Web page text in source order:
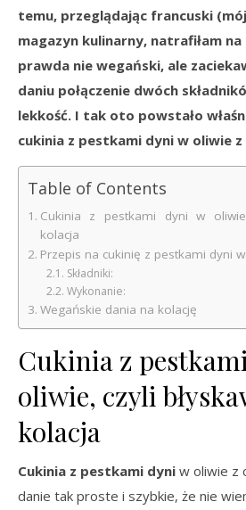
temu, przeglądając francuski
magazyn kulinarny, natrafiłam
prawda nie wegański, ale
daniu połączenie dwóch
lekkość. I tak oto powstało
cukinia z pestkami dyni w oliwie z
Table of Contents
Cukinia z pestkami dyni w
kolacja
Przepis na cukinię z pestkami dyni
Składniki:
Wykonanie:
Wegańskie dania na kolację
Cukinia z
oliwie, czyli
kolacja
Cukinia z pestkami dyni w oliwie z
danie tak proste i szybkie, że nie